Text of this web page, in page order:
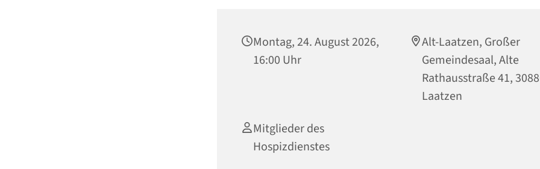
Montag, 24. August 2026,
16:00 Uhr
Alt-Laatzen, Großer
Gemeindesaal, Alte
Rathausstraße 41,
Laatzen
Mitglieder des
Hospizdienstes